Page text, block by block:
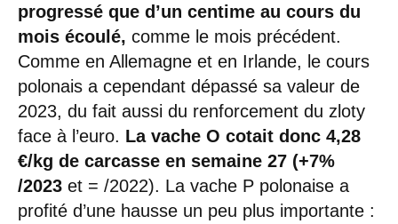
progressé que d’un centime au cours du
mois écoulé, comme le mois précédent.
Comme en Allemagne et en Irlande, le cours
polonais a cependant dépassé sa valeur de
2023, du fait aussi du renforcement du zloty
face à l’euro. La vache O cotait donc 4,28
€/kg de carcasse en semaine 27 (+7%
/2023 et = /2022). La vache P polonaise a
profité d’une hausse un peu plus importante :